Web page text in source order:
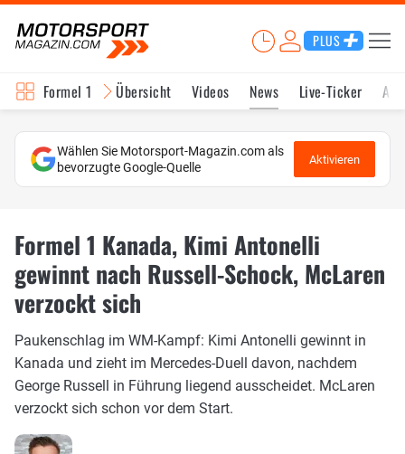
PLUS
Formel 1 Übersicht Videos News Live-Ticker
Wählen Sie Motorsport-Magazin.com als
bevorzugte Google-Quelle
Aktivieren
Formel 1 Kanada, Kimi Antonelli
gewinnt nach Russell-Schock, McLaren
verzockt sich
Paukenschlag im WM-Kampf: Kimi Antonelli gewinnt in
Kanada und zieht im Mercedes-Duell davon, nachdem
George Russell in Führung liegend ausscheidet. McLaren
verzockt sich schon vor dem Start.